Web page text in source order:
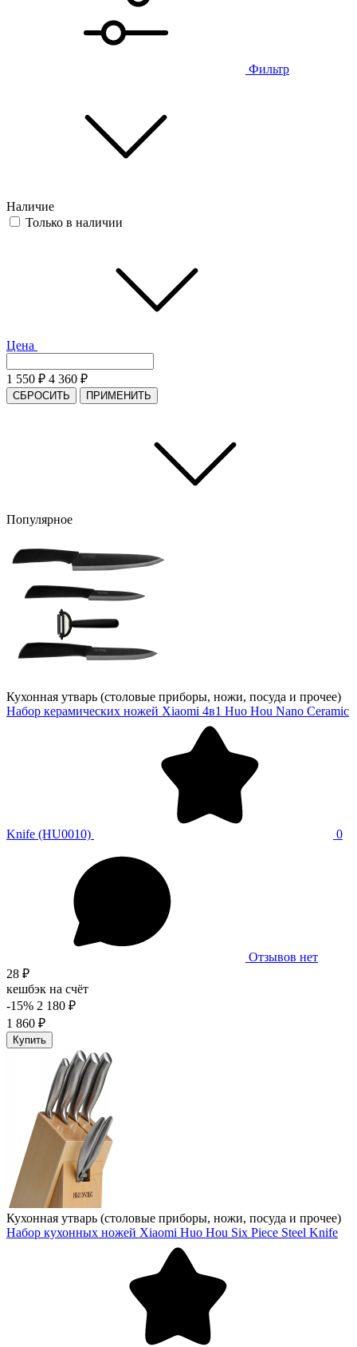
Фильтр
Наличие
Только в наличии
Цена
1 550 ₽ 4 360 ₽
СБРОСИТЬ ПРИМЕНИТЬ
Популярное
Кухонная утварь (столовые приборы, ножи, посуда и прочее)
Набор керамических ножей Xiaomi 4в1 Huo Hou Nano Ceramic
Knife (HU0010) 0
Отзывов нет
28 ₽
кешбэк на счёт
-15% 2 180 ₽
1 860 ₽
Купить
Кухонная утварь (столовые приборы, ножи, посуда и прочее)
Набор кухонных ножей Xiaomi Huo Hou Six Piece Steel Knife